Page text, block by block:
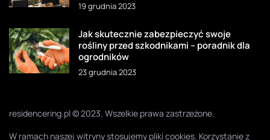
19 grudnia 2023
Jak skutecznie zabezpieczyć swoje
rośliny przed szkodnikami – poradnik dla
ogrodników
23 grudnia 2023
residencering.pl © 2023. Wszelkie prawa zastrzeżone.
W ramach naszej witryny stosujemy pliki cookies. Korzystanie z